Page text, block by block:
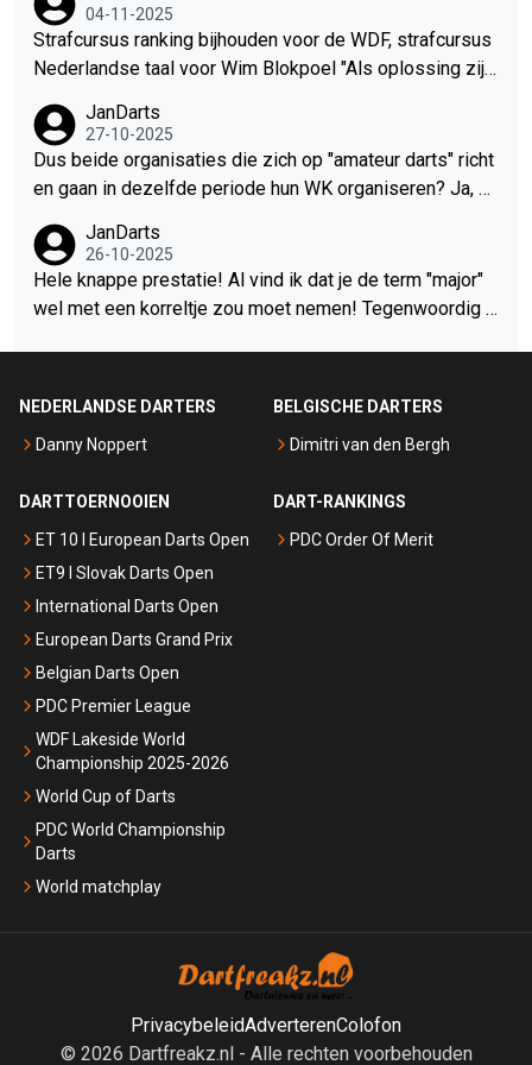
nnen! En de playoffs voor Lakeside terwijl er nog 25% v
an het seizoen gespeeld moet worden..... Hoe jaag je als
organisatie je eigen spelers weg? Vraag het de WDF!
erkill, alles met het oog op snel winst maken.
04-11-2025
Strafcursus ranking bijhouden voor de WDF, strafcursus
Nederlandse taal voor Wim Blokpoel "Als oplossing zijn
JanDarts
27-10-2025
Dus beide organisaties die zich op "amateur darts" richt
en gaan in dezelfde periode hun WK organiseren? Ja, he
JanDarts
26-10-2025
Hele knappe prestatie! Al vind ik dat je de term "major"
wel met een korreltje zou moet nemen! Tegenwoordig n
NEDERLANDSE DARTERS
Danny Noppert
BELGISCHE DARTERS
Dimitri van den Bergh
DARTTOERNOOIEN
ET 10 I European Darts Open
ET9 I Slovak Darts Open
International Darts Open
European Darts Grand Prix
Belgian Darts Open
PDC Premier League
WDF Lakeside World
Championship 2025-2026
World Cup of Darts
PDC World Championship
Darts
World matchplay
DART-RANKINGS
PDC Order Of Merit
PrivacybeleidAdverterenColofon
© 2026 Dartfreakz.nl- Alle rechten voorbehouden